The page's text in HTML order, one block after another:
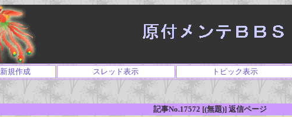
新規作成 スレッド表示 トピック表示
記事No.17572 [(無題)] 返信ページ